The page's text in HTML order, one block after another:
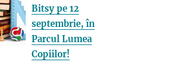
Bitsy pe 12
septembrie, în
Parcul Lumea
Copiilor!